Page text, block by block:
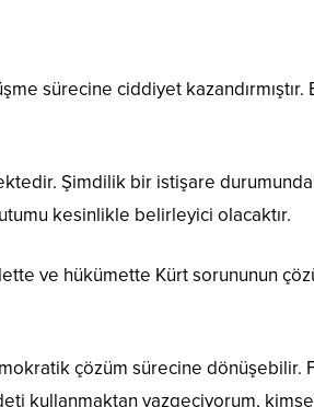
sürecine ciddiyet
Şimdilik bir istişare
kesinlikle belirleyici olacaktır.
ve hükümette Kürt sorununun
çözüm sürecine dönüşebilir.
kullanmaktan vazgeçiyorum,